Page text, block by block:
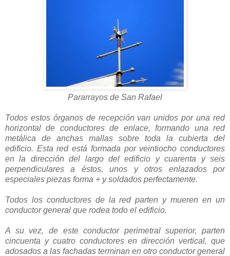
Pararrayos de San Rafael
Todos estos órganos de recepción van unidos por una red
horizontal de conductores de enlace, formando una red
metálica de anchas mallas sobre toda la cubierta del
edificio. Esta red está formada por veintiocho conductores
en la dirección del largo del edificio y cuarenta y seis
perpendiculares a éstos, unos y otros enlazados por
especiales piezas forma + y soldados perfectamente.
Todos los conductores de la red parten y mueren en un
conductor general que rodea todo el edificio.
A su vez, de este conductor perimetral superior, parten
cincuenta y cuatro conductores en dirección vertical, que
adosados a las fachadas terminan en otro conductor general